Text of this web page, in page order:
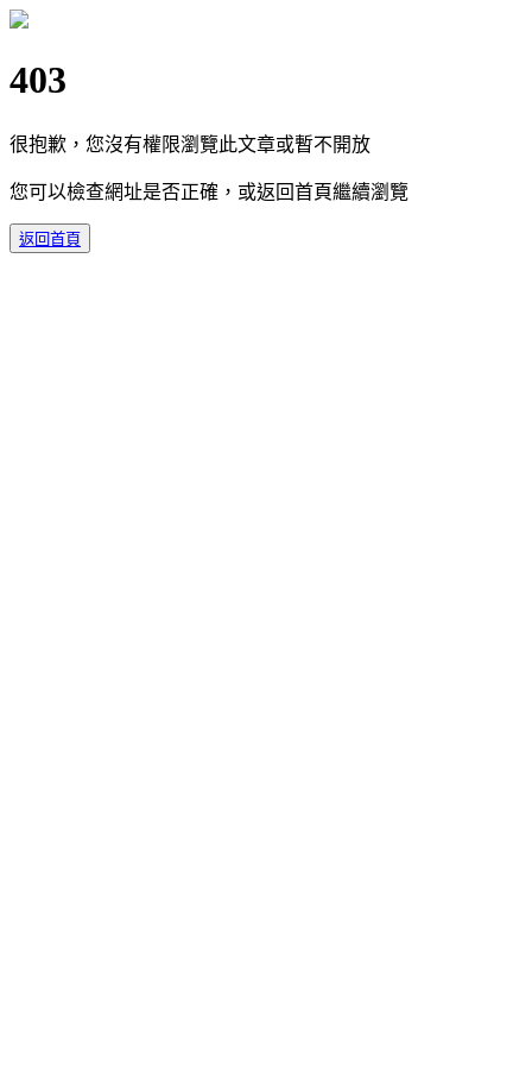
403
很抱歉，您沒有權限瀏覽此文章或暫不開放
您可以檢查網址是否正確，或返回首頁繼續瀏覽
返回首頁